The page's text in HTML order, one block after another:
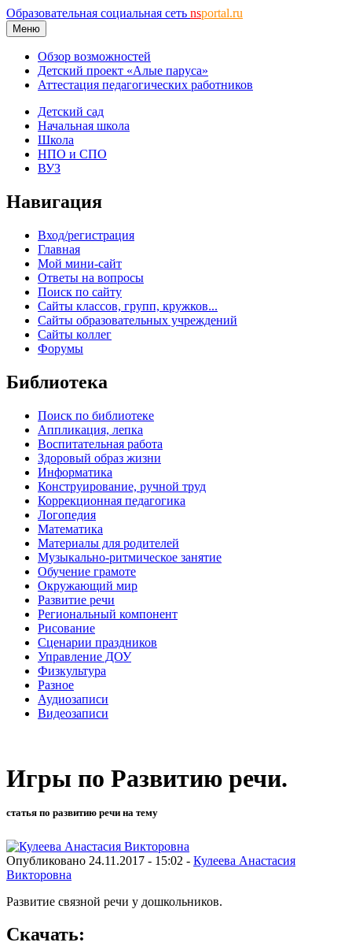
Образовательная социальная сеть nsportal.ru
Меню
Обзор возможностей
Детский проект «Алые паруса»
Аттестация педагогических работников
Детский сад
Начальная школа
Школа
НПО и СПО
ВУЗ
Навигация
Вход/регистрация
Главная
Мой мини-сайт
Ответы на вопросы
Поиск по сайту
Сайты классов, групп, кружков...
Сайты образовательных учреждений
Сайты коллег
Форумы
Библиотека
Поиск по библиотеке
Аппликация, лепка
Воспитательная работа
Здоровый образ жизни
Информатика
Конструирование, ручной труд
Коррекционная педагогика
Логопедия
Математика
Материалы для родителей
Музыкально-ритмическое занятие
Обучение грамоте
Окружающий мир
Развитие речи
Региональный компонент
Рисование
Сценарии праздников
Управление ДОУ
Физкультура
Разное
Аудиозаписи
Видеозаписи
Игры по Развитию речи.
статья по развитию речи на тему
Опубликовано 24.11.2017 - 15:02 - Кулеева Анастасия
Викторовна
Развитие связной речи у дошкольников.
Скачать: